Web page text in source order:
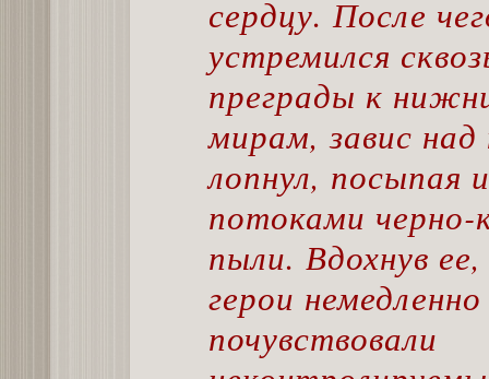
сердцу. После
устремился
преграды к
мирам, завис
лопнул, посыпая
потоками черно-
пыли. Вдохнув ее,
герои немедленно
почувствовали